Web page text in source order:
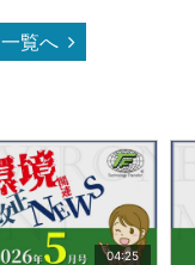
一覧へ
04:25